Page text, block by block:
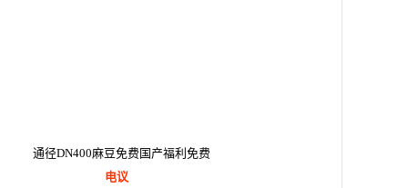
通径DN400麻豆免费国产福利免费
国产福利
电议